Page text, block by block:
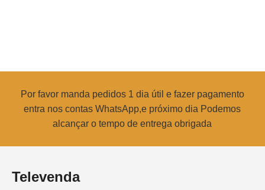
Por favor manda pedidos 1 dia útil e fazer pagamento
entra nos contas WhatsApp,e próximo dia Podemos
alcançar o tempo de entrega obrigada
Televenda